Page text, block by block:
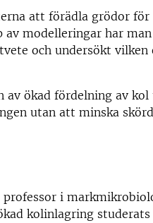
att förädla grödor
av modelleringar har man
och undersökt vilken
av ökad fördelning av
utan att minska
professor i
kolinlagring